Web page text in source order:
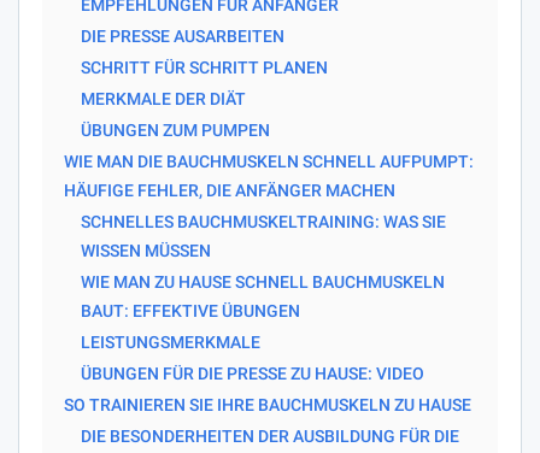
EMPFEHLUNGEN FÜR ANFÄNGER
DIE PRESSE AUSARBEITEN
SCHRITT FÜR SCHRITT PLANEN
MERKMALE DER DIÄT
ÜBUNGEN ZUM PUMPEN
WIE MAN DIE BAUCHMUSKELN SCHNELL AUFPUMPT:
HÄUFIGE FEHLER, DIE ANFÄNGER MACHEN
SCHNELLES BAUCHMUSKELTRAINING: WAS SIE
WISSEN MÜSSEN
WIE MAN ZU HAUSE SCHNELL BAUCHMUSKELN
BAUT: EFFEKTIVE ÜBUNGEN
LEISTUNGSMERKMALE
ÜBUNGEN FÜR DIE PRESSE ZU HAUSE: VIDEO
SO TRAINIEREN SIE IHRE BAUCHMUSKELN ZU HAUSE
DIE BESONDERHEITEN DER AUSBILDUNG FÜR DIE